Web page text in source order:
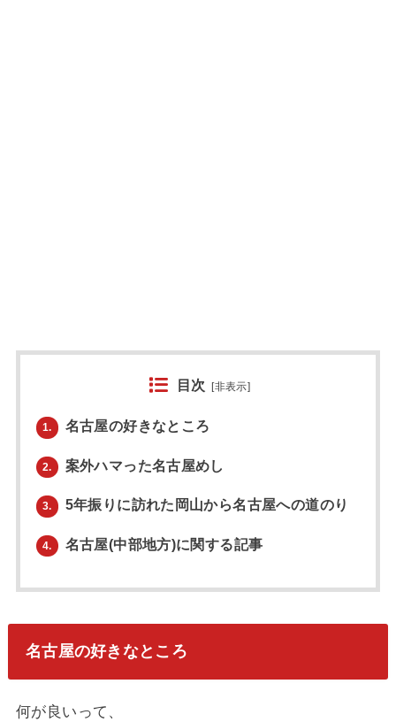
目次 [非表示]
1. 名古屋の好きなところ
2. 案外ハマった名古屋めし
3. 5年振りに訪れた岡山から名古屋への道のり
4. 名古屋(中部地方)に関する記事
名古屋の好きなところ
何が良いって、